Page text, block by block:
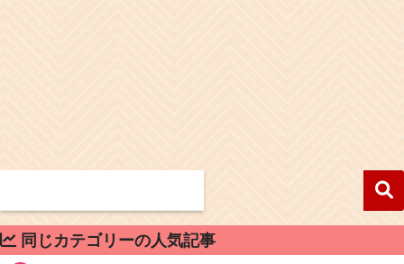
同じカテゴリーの人気記事